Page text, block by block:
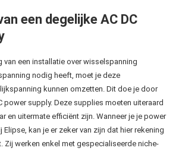
een degelijke AC DC
van een installatie over wisselspanning
nodig heeft, moet je deze
kunnen omzetten. Dit doe je door
power supply. Deze supplies moeten uiteraard
en uitermate efficiënt zijn. Wanneer je je power
kan je er zeker van zijn dat hier rekening
Zij werken enkel met gespecialiseerde niche-